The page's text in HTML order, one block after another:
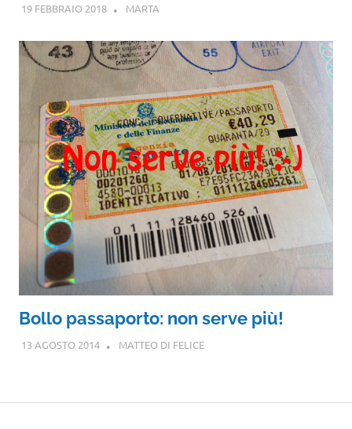
19 FEBBRAIO 2018 MARTA
Bollo passaporto: non serve più!
13 AGOSTO 2014 MATTEO DI FELICE